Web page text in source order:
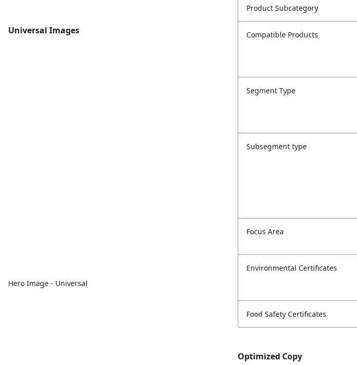
Universal Images
Hero Image - Universal
Product Subcategory
Compatible Products
Segment Type
Subsegment type
Focus Area
Environmental Certificates
Food Safety Certificates
Optimized Copy